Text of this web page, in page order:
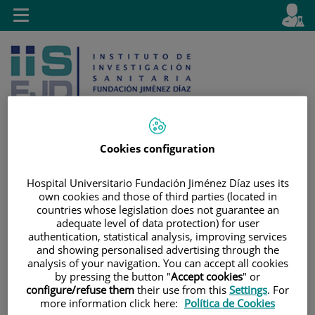
Saltar al contenido
contenido
activo
es
Toggle
navigation
Cookies configuration
Hospital Universitario Fundación Jiménez Díaz uses its
own cookies and those of third parties (located in
countries whose legislation does not guarantee an
adequate level of data protection) for user
authentication, statistical analysis, improving services
and showing personalised advertising through the
analysis of your navigation. You can accept all cookies
by pressing the button "Accept cookies" or
configure/refuse them their use from this Settings. For
more information click here: Política de Cookies